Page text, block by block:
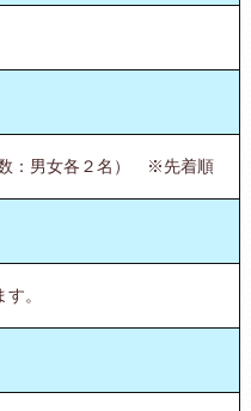
：男女各２名） ※先着順
。